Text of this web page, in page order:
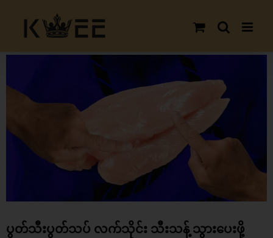
content
Image
ပွတ်သီးပွတ်သပ် လက်သိုင်း သီးသန့် သွားပေးဖို့